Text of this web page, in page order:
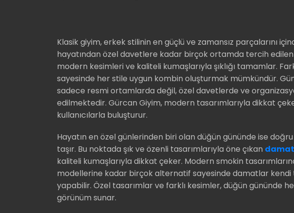
Klasik giyim, erkek stilinin en güçlü ve zamansız parçalarını
hayatından özel davetlere kadar birçok ortamda tercih edilen
modern kesimleri ve kaliteli kumaşlarıyla şıklığı tamamlar.
sayesinde her stile uygun kombin oluşturmak mümkündür.
sadece resmi ortamlarda değil, özel davetlerde ve
edilmektedir. Gürcan Giyim, modern tasarımlarıyla dikkat
kullanıcılarla buluşturur.
Hayatın en özel günlerinden biri olan düğün gününde ise
taşır. Bu noktada şık ve özenli tasarımlarıyla öne çıkan
kaliteli kumaşlarıyla dikkat çeker. Modern smokin
modellerine kadar birçok alternatif sayesinde damatlar kendi
yapabilir. Özel tasarımlar ve farklı kesimler, düğün gününde
görünüm sunar.